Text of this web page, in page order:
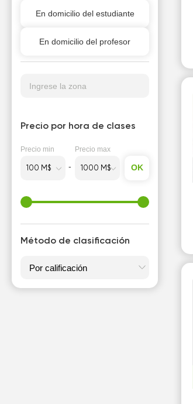
En domicilio del estudiante
En domicilio del profesor
Ingrese la zona
Precio por hora de clases
Precio min Precio max
OK
Método de clasificación